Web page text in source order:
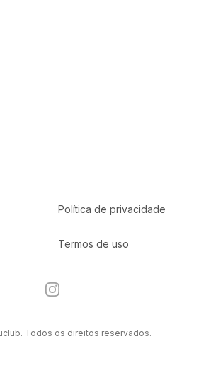
Política de privacidade
Termos de uso
Instagram
Todos os direitos reservados.